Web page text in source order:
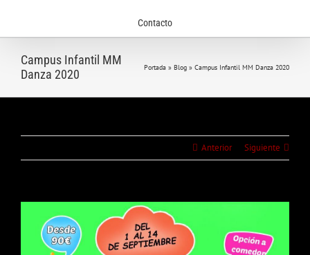
Contacto
Campus Infantil MM
Danza 2020
Portada » Blog » Campus Infantil MM Danza 2020
Anterior Siguiente
imagen
grande